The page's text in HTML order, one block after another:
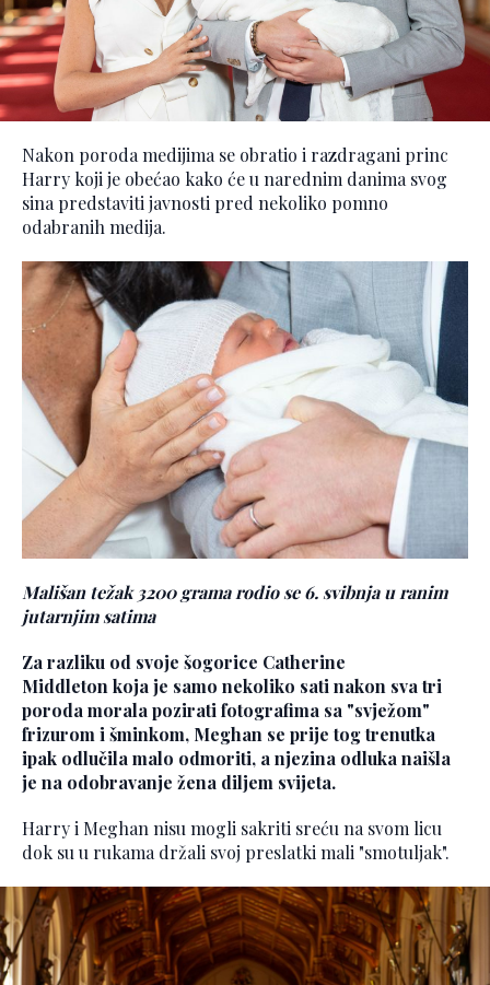
Nakon poroda medijima se obratio i razdragani princ
Harry koji je obećao kako će u narednim danima svog
sina predstaviti javnosti pred nekoliko pomno
odabranih medija.
Mališan težak 3200 grama rodio se 6. svibnja u ranim
jutarnjim satima
Za razliku od svoje šogorice Catherine
Middleton koja je samo nekoliko sati nakon sva tri
poroda morala pozirati fotografima sa "svježom"
frizurom i šminkom, Meghan se prije tog trenutka
ipak odlučila malo odmoriti, a njezina odluka naišla
je na odobravanje žena diljem svijeta.
Harry i Meghan nisu mogli sakriti sreću na svom licu
dok su u rukama držali svoj preslatki mali "smotuljak".